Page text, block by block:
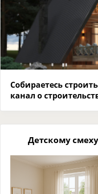
Собираетесь
канал о
Детскому